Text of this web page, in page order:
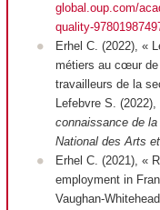
global.oup.com/
quality-
Erhel C. (2022), «
métiers au cœur de
travailleurs de la
Lefebvre S. (2022),
connaissance de
National des Arts
Erhel C. (2021), «
employment in
Vaughan-